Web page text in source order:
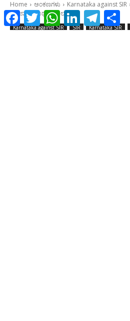
Facebook
TwitterWhatsAppLinkedInTelegram